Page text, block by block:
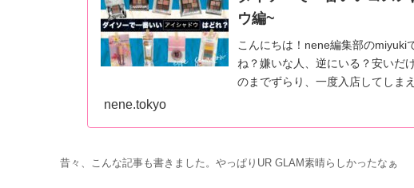
ウ編~
こんにちは！nene編集部のmiyuki
ね？嫌いな人、逆にいる？安いだ
のまでずらり、一度入店してしま
nene.tokyo
昔々、こんな記事も書きました。やっぱりUR GLAM素晴らしかったなぁ